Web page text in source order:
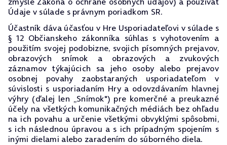
Údaje v súlade s právnym poriadkom SR.
Účastník dáva účasťou v Hre Usporiadateľovi v súlade s
§ 12 Občianskeho zákonníka súhlas s vyhotovením a
použitím svojej podobizne, svojich písomných prejavov,
obrazových snímok a obrazových a zvukových
záznamov týkajúcich sa jeho osoby alebo prejavov
osobnej povahy zaobstaraných usporiadateľom v
súvislosti s usporiadaním Hry a odovzdávaním hlavnej
výhry (ďalej len „Snímok") pre komerčné a preukazné
účely na všetkých komunikačných médiách bez ohľadu
na ich povahu a určenie všetkými obvyklými spôsobmi,
s ich následnou úpravou a s ich prípadným spojením s
inými dielami alebo zaradením do súborného diela.